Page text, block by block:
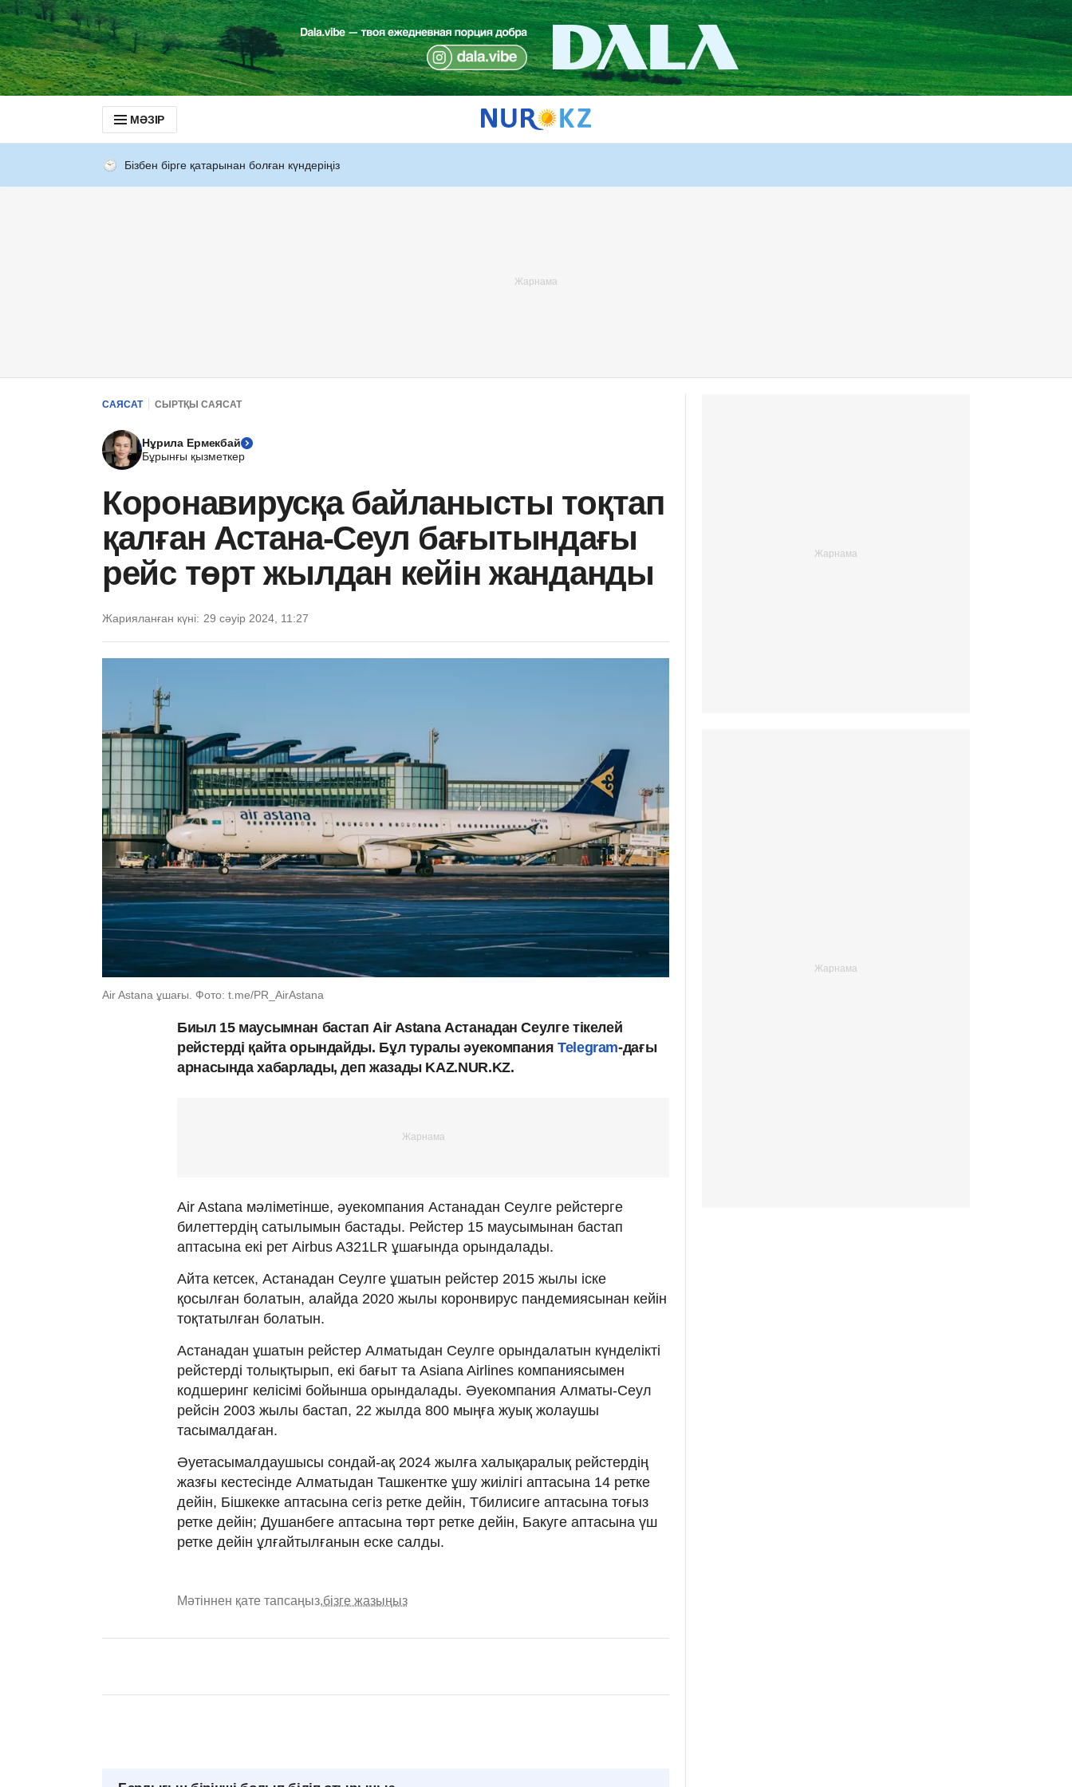
МӘЗІР
Бізбен бірге қатарынан болған күндеріңіз
САЯСАТ СЫРТҚЫ САЯСАТ
Нұрила Ермекбай
Бұрынғы қызметкер
Коронавирусқа байланысты тоқтап
қалған Астана-Сеул бағытындағы
рейс төрт жылдан кейін жанданды
Жарияланған күні: 29 сәуір 2024, 11:27
Air Astana ұшағы. Фото: t.me/PR_AirAstana
Биыл 15 маусымнан бастап Air Astana Астанадан Сеулге тікелей
рейстерді қайта орындайды. Бұл туралы әуекомпанияTelegram-дағы
арнасында хабарлады, деп жазады KAZ.NUR.KZ.
Air Astana мәліметінше, әуекомпания Астанадан Сеулге рейстерге
билеттердің сатылымын бастады. Рейстер 15 маусымынан бастап
аптасына екі рет Аirbus A321LR ұшағында орындалады.
Айта кетсек, Астанадан Сеулге ұшатын рейстер 2015 жылы іске
қосылған болатын, алайда 2020 жылы коронвирус пандемиясынан кейін
тоқтатылған болатын.
Астанадан ұшатын рейстер Алматыдан Сеулге орындалатын күнделікті
рейстерді толықтырып, екі бағыт та Asiana Airlines компаниясымен
кодшеринг келісімі бойынша орындалады. Әуекомпания Алматы-Сеул
рейсін 2003 жылы бастап, 22 жылда 800 мыңға жуық жолаушы
тасымалдаған.
Әуетасымалдаушысы сондай-ақ 2024 жылға халықаралық рейстердің
жазғы кестесінде Алматыдан Ташкентке ұшу жиілігі аптасына 14 ретке
дейін, Бішкекке аптасына сегіз ретке дейін, Тбилисиге аптасына тоғыз
ретке дейін; Душанбеге аптасына төрт ретке дейін, Бакуге аптасына үш
ретке дейін ұлғайтылғанын еске салды.
Мәтіннен қате тапсаңыз,бізге жазыңыз